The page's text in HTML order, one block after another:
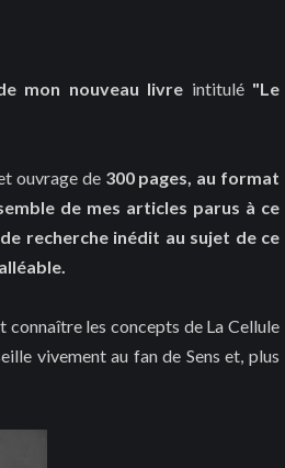
mon nouveau livre intitulé"Le
ouvrage de 300 pages, au format
de mes articles parus à ce
recherche inédit au sujet de ce
les concepts de La Cellule
vivement au fan de Sens et, plus